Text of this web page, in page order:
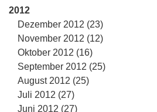
2012
Dezember 2012 (23)
November 2012 (12)
Oktober 2012 (16)
September 2012 (25)
August 2012 (25)
Juli 2012 (27)
Juni 2012 (27)